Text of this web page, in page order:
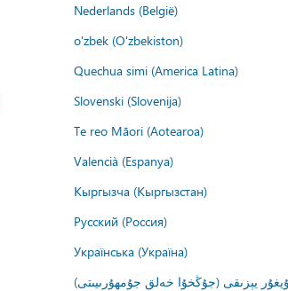
Nederlands (België)
o'zbek (O'zbekiston)
Quechua simi (America Latina)
Slovenski (Slovenija)
Te reo Māori (Aotearoa)
Valencià (Espanya)
Кыргызча (Кыргызстан)
Русский (Россия)
Українська (Україна)
يېزىقى (جۇڭخۇا خەلق جۇمھۇرىيىتى)